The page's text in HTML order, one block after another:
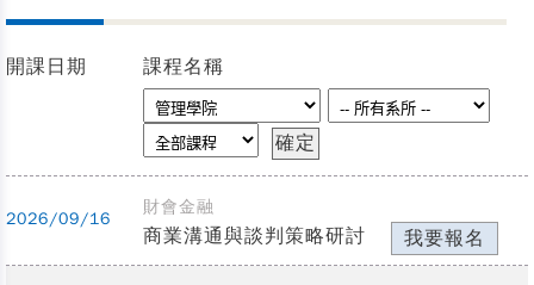
開課日期 課程名稱
2026/09/16
財會金融
商業溝通與談判策略研討 我要報名